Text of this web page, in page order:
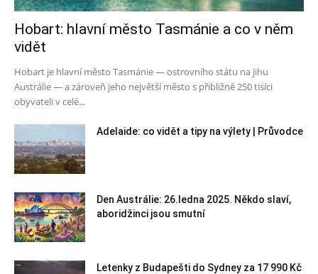
Hobart: hlavní město Tasmánie a co v něm
vidět
Hobart je hlavní město Tasmánie — ostrovního státu na jihu
Austrálie — a zároveň jeho největší město s přibližně 250 tisíci
obyvateli v celé...
Adelaide: co vidět a tipy na výlety | Průvodce
Den Austrálie: 26.ledna 2025. Někdo slaví,
aboridžinci jsou smutní
Letenky z Budapešti do Sydney za 17 990 Kč